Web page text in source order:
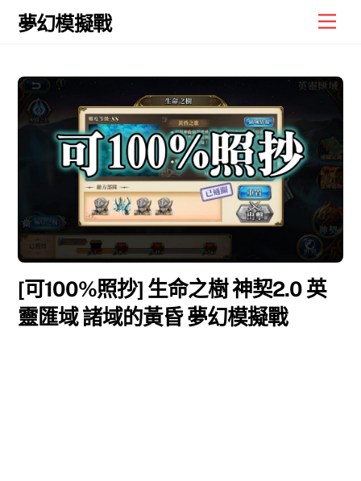
Skip
夢幻模擬戰
[可100%照抄] 生命之樹 神契2.0 英
靈匯域 諸域的黃昏 夢幻模擬戰